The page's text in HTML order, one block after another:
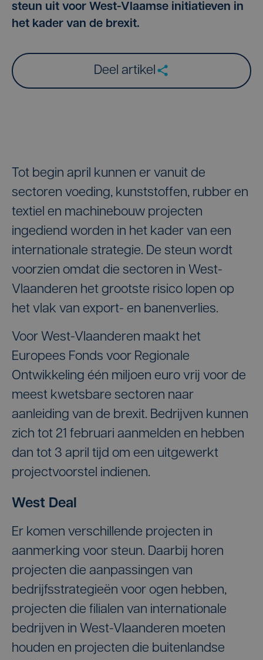
steun uit voor West-Vlaamse initiatieven in
het kader van de brexit.
Deel artikel
Tot begin april kunnen er vanuit de
sectoren voeding, kunststoffen, rubber en
textiel en machinebouw projecten
ingediend worden in het kader van een
internationale strategie. De steun wordt
voorzien omdat die sectoren in West-
Vlaanderen het grootste risico lopen op
het vlak van export- en banenverlies.
Voor West-Vlaanderen maakt het
Europees Fonds voor Regionale
Ontwikkeling één miljoen euro vrij voor de
meest kwetsbare sectoren naar
aanleiding van de brexit. Bedrijven kunnen
zich tot 21 februari aanmelden en hebben
dan tot 3 april tijd om een uitgewerkt
projectvoorstel indienen.
West Deal
Er komen verschillende projecten in
aanmerking voor steun. Daarbij horen
projecten die aanpassingen van
bedrijfsstrategieën voor ogen hebben,
projecten die filialen van internationale
bedrijven in West-Vlaanderen moeten
houden en projecten die buitenlandse